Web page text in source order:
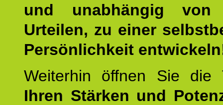
und unabhängig von
Urteilen, zu einer
Persönlichkeit
Weiterhin öffnen Sie
Ihren Stärken und